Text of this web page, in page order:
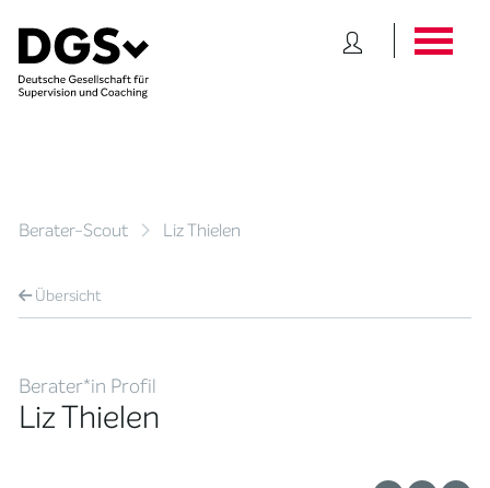
Berater-Scout Liz Thielen
Übersicht
Berater*in Profil
Liz Thielen